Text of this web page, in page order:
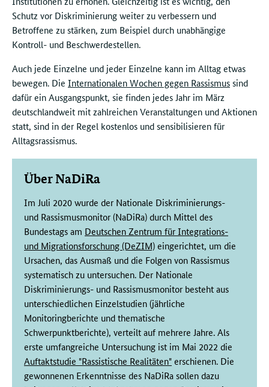
Schutz vor Diskriminierung weiter zu verbessern und
Betroffene zu stärken, zum Beispiel durch unabhängige
Kontroll- und Beschwerdestellen.
Auch jede Einzelne und jeder Einzelne kann im Alltag etwas
bewegen. Die Internationalen Wochen gegen Rassismussind
dafür ein Ausgangspunkt, sie finden jedes Jahr im März
deutschlandweit mit zahlreichen Veranstaltungen und Aktionen
statt, sind in der Regel kostenlos und sensibilisieren für
Alltagsrassismus.
Über NaDiRa
Im Juli 2020 wurde der Nationale Diskriminierungs-
und Rassismusmonitor (NaDiRa) durch Mittel des
Bundestags am Deutschen Zentrum für Integrations-
und Migrationsforschung (DeZIM)eingerichtet, um die
Ursachen, das Ausmaß und die Folgen von Rassismus
systematisch zu untersuchen. Der Nationale
Diskriminierungs- und Rassismusmonitor besteht aus
unterschiedlichen Einzelstudien (jährliche
Monitoringberichte und thematische
Schwerpunktberichte), verteilt auf mehrere Jahre. Als
erste umfangreiche Untersuchung ist im Mai 2022 die
Auftaktstudie "Rassistische Realitäten"erschienen. Die
gewonnenen Erkenntnisse des NaDiRa sollen dazu